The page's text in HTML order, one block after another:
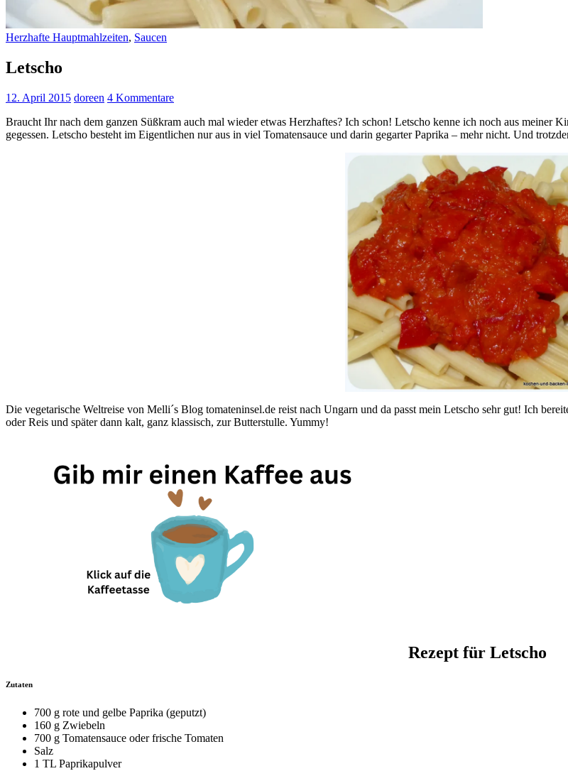
Herzhafte Hauptmahlzeiten, Saucen
Letscho
12. April 2015 doreen 4 Kommentare
Braucht Ihr nach dem ganzen Süßkram auch mal wieder etwas Herzhaftes? Ich schon! Letscho kenne ich noch aus meiner
gegessen. Letscho besteht im Eigentlichen nur aus in viel Tomatensauce und darin gegarter Paprika – mehr nicht. Und
Die vegetarische Weltreise von Melli´s Blog tomateninsel.de reist nach Ungarn und da passt mein Letscho sehr gut! Ich
oder Reis und später dann kalt, ganz klassisch, zur Butterstulle. Yummy!
Rezept für Letscho
Zutaten
700 g rote und gelbe Paprika (geputzt)
160 g Zwiebeln
700 g Tomatensauce oder frische Tomaten
Salz
1 TL Paprikapulver